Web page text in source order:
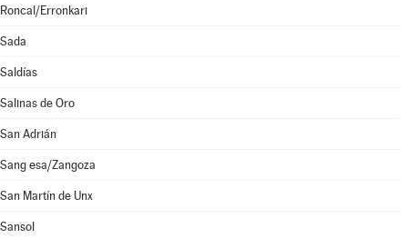
Roncal/Erronkari
Sada
Saldías
Salinas de Oro
San Adrián
Sang esa/Zangoza
San Martín de Unx
Sansol